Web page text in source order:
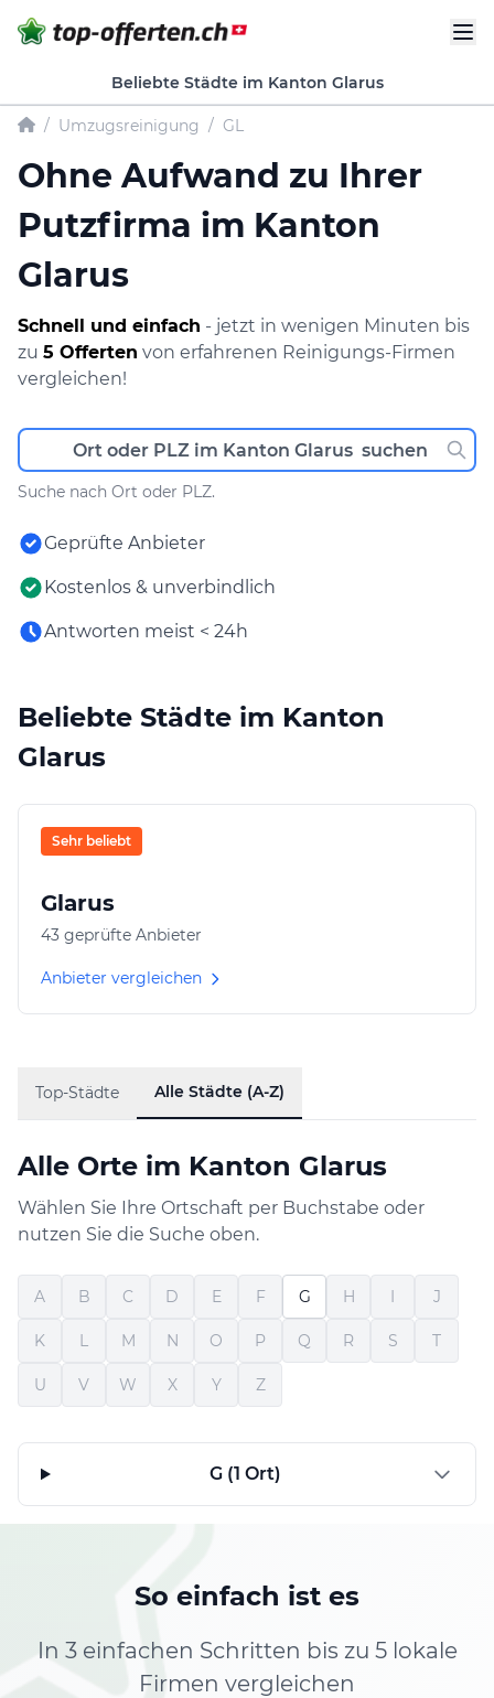
Beliebte Städte im Kanton Glarus
/ Umzugsreinigung / GL
Ohne Aufwand zu Ihrer
Putzfirma im Kanton
Glarus
Schnell und einfach - jetzt in wenigen Minuten bis
zu 5 Offerten von erfahrenen Reinigungs-Firmen
vergleichen!
Suche nach Ort oder PLZ.
Geprüfte Anbieter
Kostenlos & unverbindlich
Antworten meist < 24h
Beliebte Städte im Kanton
Glarus
Sehr beliebt
Glarus
43 geprüfte Anbieter
Anbieter vergleichen
Top-Städte Alle Städte (A-Z)
Alle Orte im Kanton Glarus
Wählen Sie Ihre Ortschaft per Buchstabe oder
nutzen Sie die Suche oben.
A B C D E F G H I J
K L M N O P Q R S T
U V W X Y Z
G (1 Ort)
So einfach ist es
In 3 einfachen Schritten bis zu 5 lokale
Firmen vergleichen